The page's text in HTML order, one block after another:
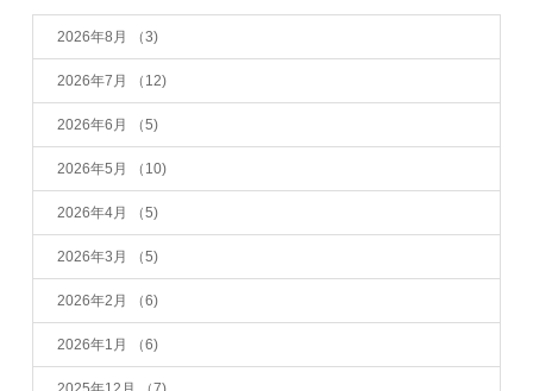
2026年8月 （3)
2026年7月 （12)
2026年6月 （5)
2026年5月 （10)
2026年4月 （5)
2026年3月 （5)
2026年2月 （6)
2026年1月 （6)